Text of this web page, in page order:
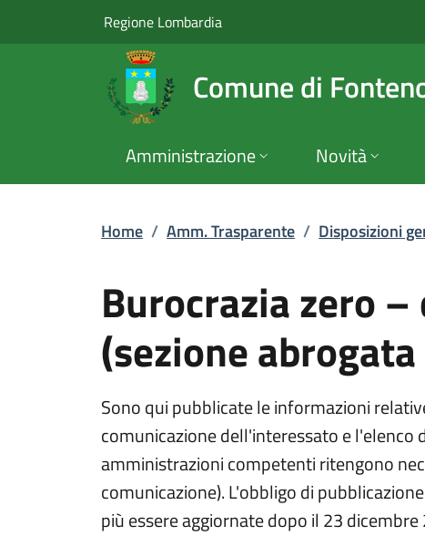
Vai al contenuto principale
Burocrazia zero –
Regione Lombardia
Comune di
Amministrazione Novità
Home / Amm. Trasparente / Disposizioni
Burocrazia zero
(sezione
Sono qui pubblicate le informazioni
comunicazione dell'interessato e
amministrazioni competenti ritengono
comunicazione). L'obbligo di
più essere aggiornate dopo il 23 dicembre